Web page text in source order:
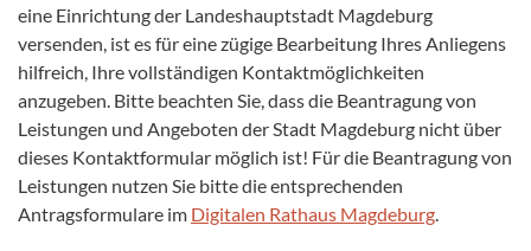
eine Einrichtung der Landeshauptstadt Magdeburg
versenden, ist es für eine zügige Bearbeitung Ihres Anliegens
hilfreich, Ihre vollständigen Kontaktmöglichkeiten
anzugeben. Bitte beachten Sie, dass die Beantragung von
Leistungen und Angeboten der Stadt Magdeburg nicht über
dieses Kontaktformular möglich ist! Für die Beantragung von
Leistungen nutzen Sie bitte die entsprechenden
Antragsformulare im Digitalen Rathaus Magdeburg.